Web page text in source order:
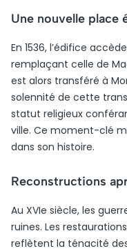
Une nouvelle place
En 1536, l’édifice
remplaçant celle de
est alors transféré à
solennité de cette
statut religieux
ville. Ce moment-clé
dans son histoire.
Reconstructions
Au XVIe siècle, les
ruines. Les
reflètent la ténacité